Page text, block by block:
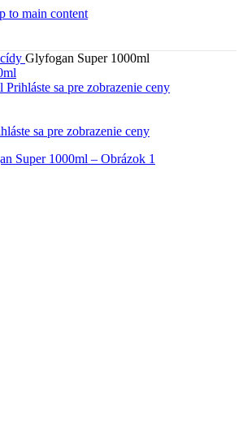
to main content
Glyfogan Super 1000ml
Prihláste sa pre zobrazenie ceny
sa pre zobrazenie ceny